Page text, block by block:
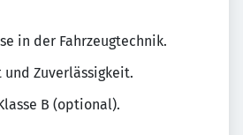
in der Fahrzeugtechnik.
und Zuverlässigkeit.
B (optional).